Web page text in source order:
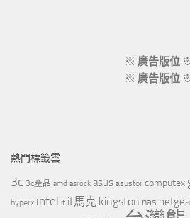
※ 廣告版位
※ 廣告版位
熱門標籤雲
3c 3c產品 amd asrock asus asustor computex
hyperx intel it it馬克 kingston nas